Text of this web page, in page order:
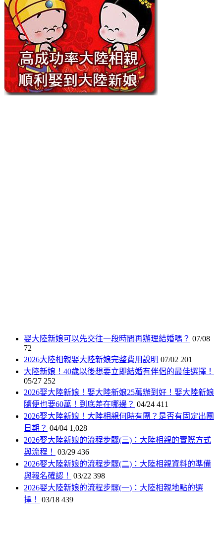
娶大陸新娘可以先交往一段時間再辦理結婚嗎？ 07/08
72
2026大陸相親娶大陸新娘完整費用說明 07/02 201
大陸新娘！40歲以後想要立即結婚有伴侶的最佳選擇！
05/27 252
2026娶大陸新娘！娶大陸新娘25萬辦到好！娶大陸新娘
隨便也要60萬！到底差在哪邊？ 04/24 411
2026娶大陸新娘！大陸相親何時有團？是否有固定出團
日期？ 04/04 1,028
2026娶大陸新娘的流程步驟(三)：大陸相親的實際方式
與流程！
03/29 436
2026娶大陸新娘的流程步驟(二)：大陸相親資料的準備
與報名確認！
03/22 398
2026娶大陸新娘的流程步驟(一)：大陸相親地點的選
擇！
03/18 439